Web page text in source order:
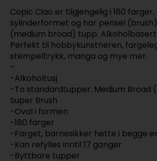
Copic Ciao er tilgjengelig i 180
sylinderformet og har pensel
(medium broad) tupp.
Perfekt til hobbykunstneren,
stempeltrykk, manga og mye mer.
–
-Alkoholtusj
-To standardtupper: Medium Broad
Super Brush
-Oval i formen
-180 farger
-Farget, barnesikker hette i begge
-Kan refylles inntil 17 ganger
-Byttbare tupper